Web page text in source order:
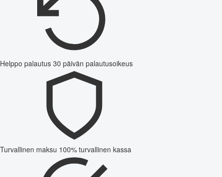
Helppo palautus 30 päivän palautusoikeus
Turvallinen maksu 100% turvallinen kassa